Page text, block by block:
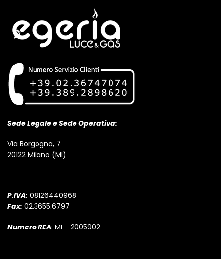
Sede Legale e Sede Operativa:
Via Borgogna, 7
20122 Milano (MI)
P.IVA: 08126440968
Fax: 02.3655.6797
Numero REA: MI – 2005902